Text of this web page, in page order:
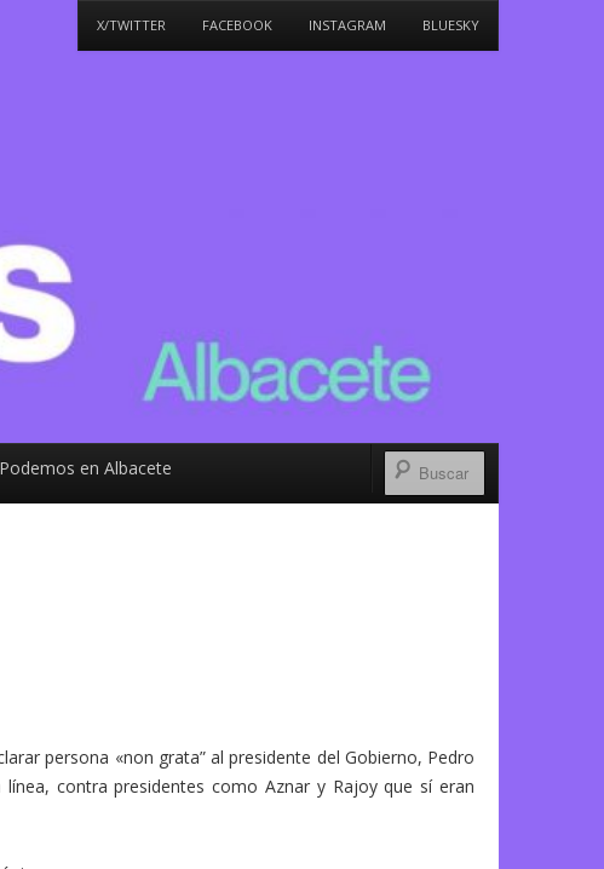
X/TWITTER FACEBOOK INSTAGRAM BLUESKY
en Albacete
persona «non grata” al presidente del Gobierno, Pedro
contra presidentes como Aznar y Rajoy que sí eran